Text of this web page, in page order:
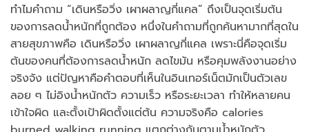
ทำไมคำถาม “เดินหรือวิ่ง เผาผลาญกี่แคล” ถึงเป็นจุดเริ่มต้น
ของการลดน้ำหนักที่ถูกต้อง หนึ่งในคำถามที่ถูกค้นหามากที่สุดใน
สายสุขภาพคือ เดินหรือวิ่ง เผาผลาญกี่แคล เพราะนี่คือจุดเริ่ม
ต้นของคนที่ต้องการลดน้ำหนัก ลดไขมัน หรือคุมพลังงานอย่าง
จริงจัง แต่ปัญหาคือคำตอบที่เห็นในอินเทอร์เน็ตมักเป็นตัวเลข
ลอย ๆ ไม่อิงน้ำหนักตัว ความเร็ว หรือระยะเวลา ทำให้หลายคน
เข้าใจผิด และตั้งเป้าผิดตั้งแต่ต้น ความจริงคือ calories